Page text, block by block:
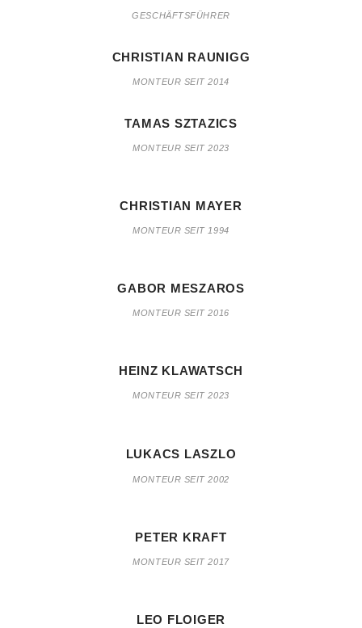
GESCHÄFTSFÜHRER
CHRISTIAN RAUNIGG
MONTEUR SEIT 2014
TAMAS SZTAZICS
MONTEUR SEIT 2023
CHRISTIAN MAYER
MONTEUR SEIT 1994
GABOR MESZAROS
MONTEUR SEIT 2016
HEINZ KLAWATSCH
MONTEUR SEIT 2023
LUKACS LASZLO
MONTEUR SEIT 2002
PETER KRAFT
MONTEUR SEIT 2017
LEO FLOIGER